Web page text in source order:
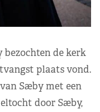
de kerk
plaats vond.
Sæby met een
door Sæby,